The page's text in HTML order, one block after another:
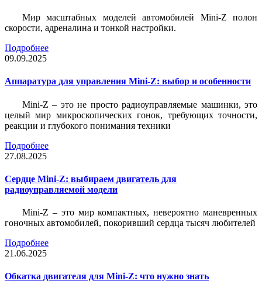
Мир масштабных моделей автомобилей Mini-Z полон
скорости, адреналина и тонкой настройки.
Подробнее
09.09.2025
Аппаратура для управления Mini-Z: выбор и особенности
Mini-Z – это не просто радиоуправляемые машинки, это
целый мир микроскопических гонок, требующих точности,
реакции и глубокого понимания техники
Подробнее
27.08.2025
Сердце Mini-Z: выбираем двигатель для
радиоуправляемой модели
Mini-Z – это мир компактных, невероятно маневренных
гоночных автомобилей, покоривший сердца тысяч любителей
Подробнее
21.06.2025
Обкатка двигателя для Mini-Z: что нужно знать